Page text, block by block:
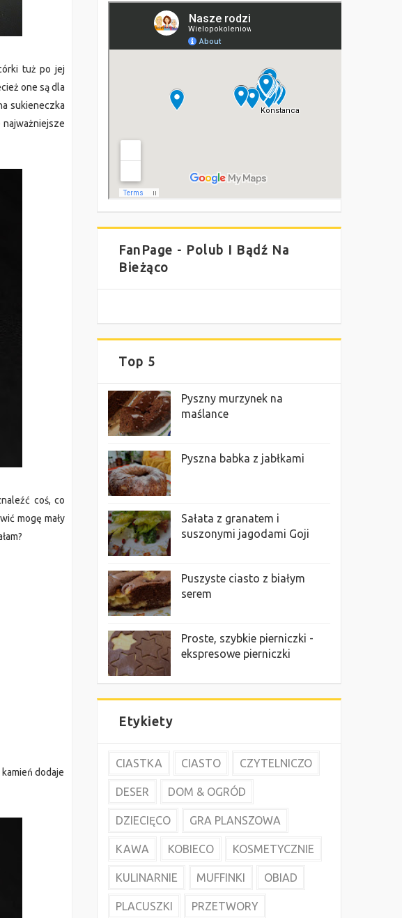
tuż po jej
one są dla
sukieneczka
coś, co
mogę mały
dodaje
FanPage - Polub I Bądź Na
Bieżąco
Top 5
Pyszny murzynek na
maślance
Pyszna babka z jabłkami
Sałata z granatem i
suszonymi jagodami Goji
Puszyste ciasto z białym
serem
Proste, szybkie pierniczki -
ekspresowe pierniczki
Etykiety
CIASTKA CIASTO CZYTELNICZO
DESER DOM & OGRÓD
DZIECIĘCO GRA PLANSZOWA
KAWA KOBIECO KOSMETYCZNIE
KULINARNIE MUFFINKI OBIAD
PLACUSZKI PRZETWORY